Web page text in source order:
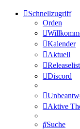
Schnellzugriff
Orden
Kalender
Aktuell
Discord
Aktive
Suche